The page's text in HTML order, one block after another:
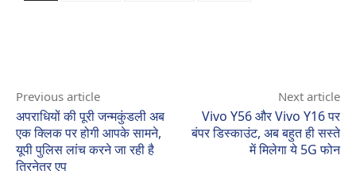
Previous article
अपराधियों की पूरी जन्मकुंडली अब
एक क्लिक पर होगी आपके सामने,
यूपी पुलिस लांच करने जा रही है
त्रिनेत्र एप
Next article
Vivo Y56 और Vivo Y16 पर
बंपर डिस्काउंट, अब बहुत ही सस्ते
में मिलेगा ये 5G फोन